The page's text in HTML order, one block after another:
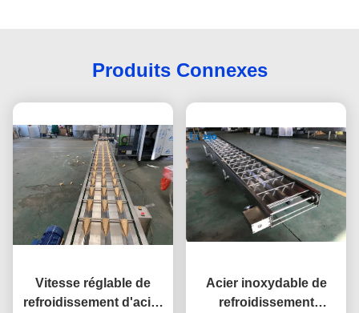
Produits Connexes
Vitesse réglable de
refroidissement d'acier
Acier inoxydable de
refroidissement